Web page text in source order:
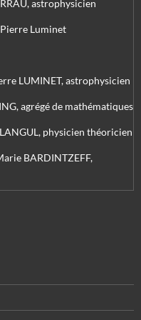
astrophysicien
Luminet
LUMINET, astrophysicien
agrégé de mathématiques
physicien théoricien
BARDINTZEFF,